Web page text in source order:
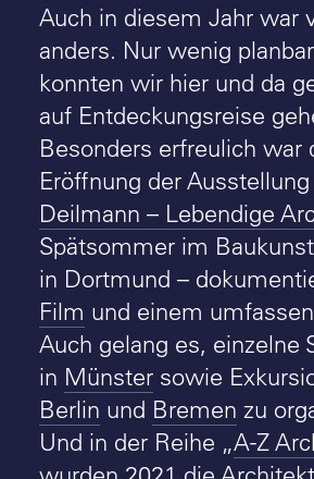
Auch in diesem Jahr war
anders. Nur wenig
konnten wir hier und da
auf Entdeckungsreise
Besonders erfreulich war
Eröffnung der Ausstellung
Deilmann – Lebendige
Spätsommer im
in Dortmund –
Film und einem
Auch gelang es, einzelne
in Münster sowie
Berlin und Bremen zu
Und in der Reihe „A-Z